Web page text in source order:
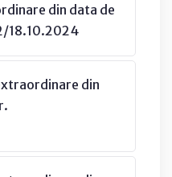
din data de
18.10.2024
din